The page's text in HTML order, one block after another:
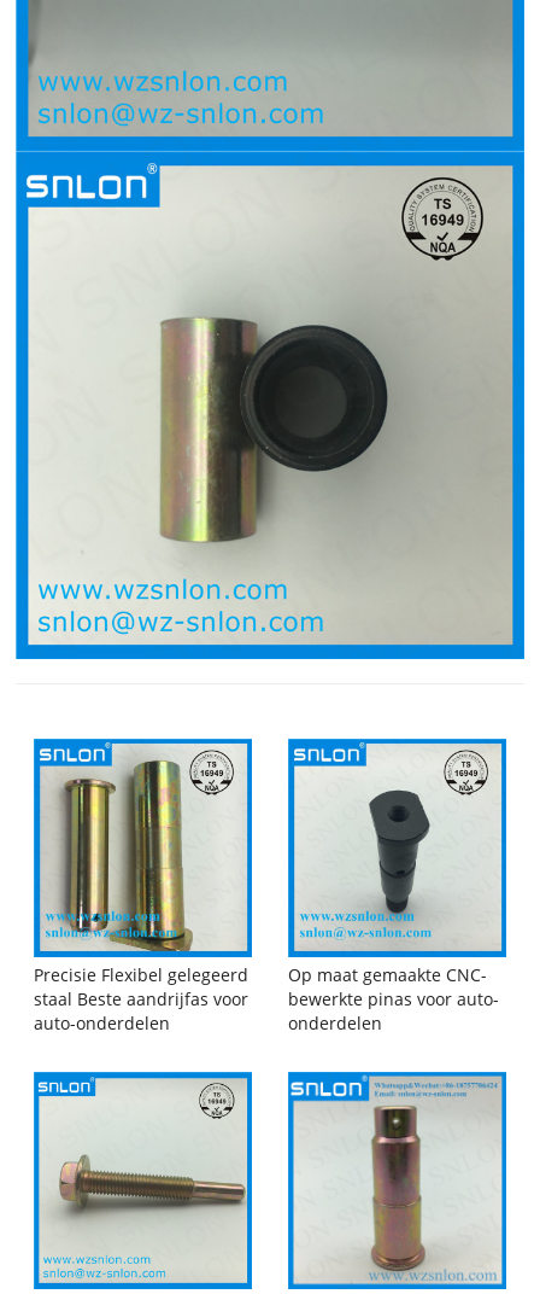
Precisie Flexibel gelegeerd
staal Beste aandrijfas voor
auto-onderdelen
Op maat gemaakte CNC-
bewerkte pinas voor auto-
onderdelen